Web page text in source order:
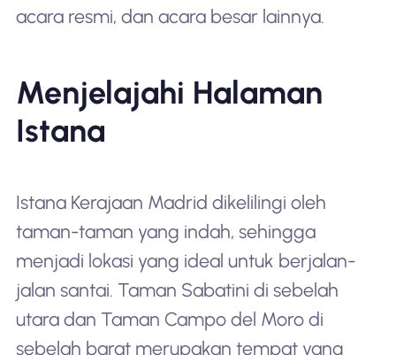
acara resmi, dan acara besar lainnya.
Menjelajahi Halaman
Istana
Istana Kerajaan Madrid dikelilingi oleh
taman-taman yang indah, sehingga
menjadi lokasi yang ideal untuk berjalan-
jalan santai. Taman Sabatini di sebelah
utara dan Taman Campo del Moro di
sebelah barat merupakan tempat yang